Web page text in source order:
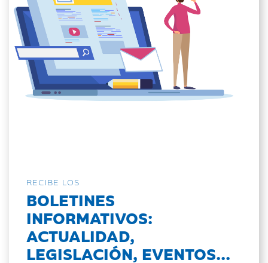
RECIBE LOS
BOLETINES
INFORMATIVOS:
ACTUALIDAD,
LEGISLACIÓN, EVENTOS...